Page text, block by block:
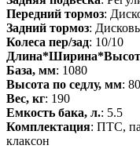
Передний тормоз:
Задний тормоз:
Колеса пер/зад: 10/10
База, мм: 1080
Высота по седлу, мм:
Вес, кг: 190
Емкость бака, л.: 5.5
Комплектация: ПТС,
клаксон